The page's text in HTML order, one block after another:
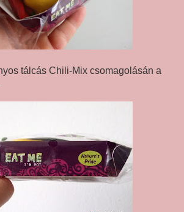
tálcás Chili-Mix csomagolásán a